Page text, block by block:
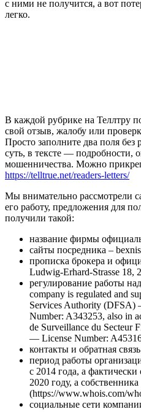
с ними не получится, а вот
легко.
В каждой рубрике на Теллтру
свой отзыв, жалобу или
Просто заполните два поля
суть, в тексте — подробности,
мошенничества. Можно
https://telltrue.net/readers-letters/
Мы внимательно рассмотрели
его работу, предложения для
получили такой:
название фирмы
сайты посредника –
прописка брокера и
Ludwig-Erhard-Strasse 18,
регулирование работы
company is regulated and
Services Authority (DFSA)
Number: A343253, also in
de Surveillance du Secteur
— License Number:
контакты и обратная
период работы
с 2014 года, а
2020 году, а
(https://www.whois.com/
социальные сети